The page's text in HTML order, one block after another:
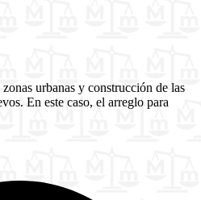
urbanas y construcción de las
En este caso, el arreglo para